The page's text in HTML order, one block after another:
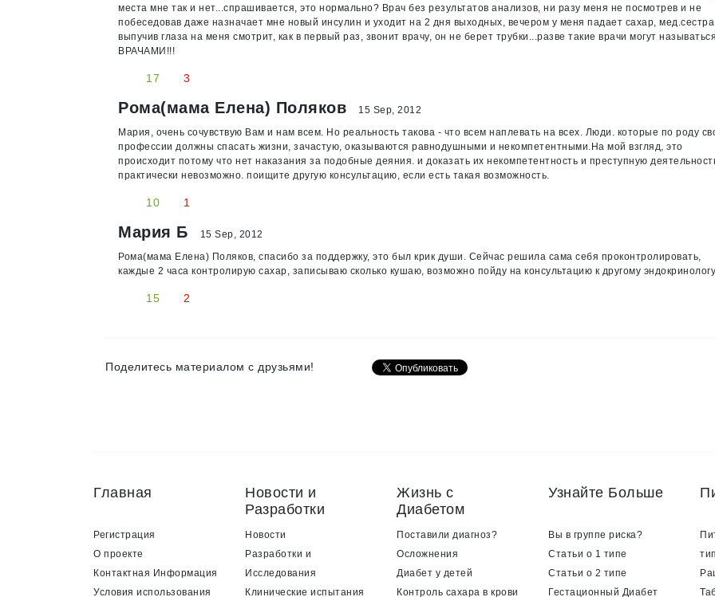
места мне так и нет...спрашивается, это нормально? Врач без результатов анализов, ни разу меня не посмотрев и не
побеседовав даже назначает мне новый инсулин и уходит на 2 дня выходных, вечером у меня падает сахар, мед.сестра
выпучив глаза на меня смотрит, как в первый раз, звонит врачу, он не берет трубки...разве такие врачи могут называться
ВРАЧАМИ!!!
17 3
Рома(мама Елена) Поляков
15 Sep, 2012
Мария, очень сочувствую Вам и нам всем. Но реальность такова - что всем наплевать на всех. Люди. которые по роду
профессии должны спасать жизни, зачастую, оказываются равнодушными и некомпетентными.На мой взгляд, это
происходит потому что нет наказания за подобные деяния. и доказать их некомпетентность и преступную
практически невозможно. поищите другую консультацию, если есть такая возможность.
10 1
Мария Б
15 Sep, 2012
Рома(мама Елена) Поляков, спасибо за поддержку, это был крик души. Сейчас решила сама себя проконтролировать,
каждые 2 часа контролирую сахар, записываю сколько кушаю, возможно пойду на консультацию к другому
15 2
Поделитесь материалом с друзьями!
Главная
Регистрация
О проекте
Контактная Информация
Условия использования
Новости и
Разработки
Новости
Разработки и
Исследования
Клинические испытания
Жизнь с
Диабетом
Поставили диагноз?
Осложнения
Диабет у детей
Контроль сахара в крови
Узнайте Больше
Вы в группе риска?
Статьи о 1 типе
Статьи о 2 типе
Гестационный Диабет